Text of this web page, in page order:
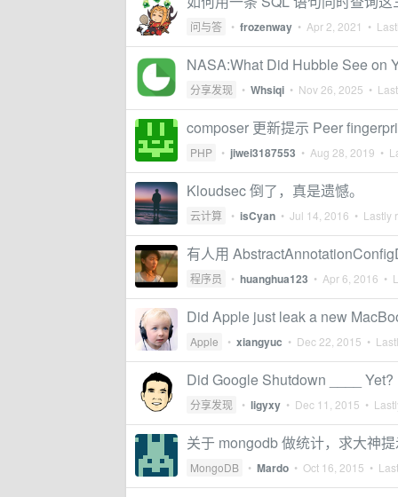
问与答 • frozenway • Apr 2, 2021 •
NASA:What Did Hubble See on
分享发现 • Whsiqi • Nov 26, 2025 •
composer 更新提示 Peer
PHP • jiwei3187553 • Aug 28, 2019 •
Kloudsec 倒了，真是遗憾。
云计算 • isCyan • Jul 14, 2016 • Lastly
有人用
程序员 • huanghua123 • Apr 6, 2016 •
Did Apple just leak a new
Apple • xiangyuc • Dec 22, 2015 •
Did Google Shutdown ____ Yet?
分享发现 • ligyxy • Dec 11, 2015 •
关于 mongodb 做统计，求大神
MongoDB • Mardo • Oct 16, 2015 •